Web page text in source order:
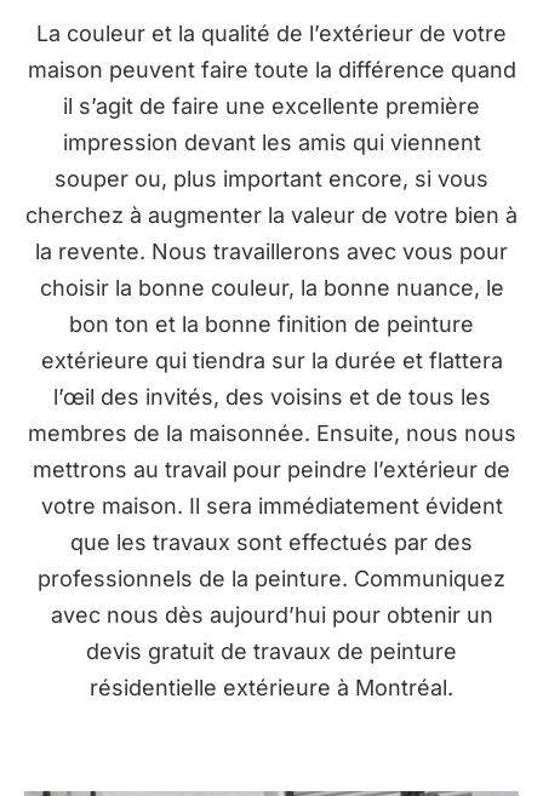
La couleur et la qualité de l’extérieur de votre
maison peuvent faire toute la différence quand
il s’agit de faire une excellente première
impression devant les amis qui viennent
souper ou, plus important encore, si vous
cherchez à augmenter la valeur de votre bien à
la revente. Nous travaillerons avec vous pour
choisir la bonne couleur, la bonne nuance, le
bon ton et la bonne finition de peinture
extérieure qui tiendra sur la durée et flattera
l’œil des invités, des voisins et de tous les
membres de la maisonnée. Ensuite, nous nous
mettrons au travail pour peindre l’extérieur de
votre maison. Il sera immédiatement évident
que les travaux sont effectués par des
professionnels de la peinture. Communiquez
avec nous dès aujourd’hui pour obtenir un
devis gratuit de travaux de peinture
résidentielle extérieure à Montréal.